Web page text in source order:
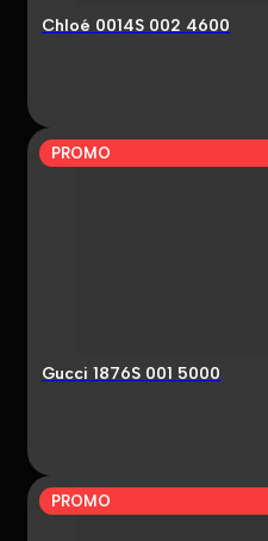
Chloé 0014S 002 4600
PROMO
Gucci 1876S 001 5000
PROMO